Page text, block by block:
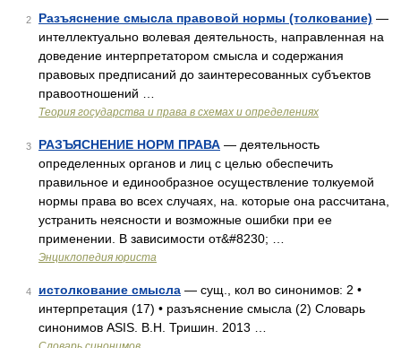
2 Разъяснение смысла правовой нормы (толкование) —
интеллектуально волевая деятельность, направленная на
доведение интерпретатором смысла и содержания
правовых предписаний до заинтересованных субъектов
правоотношений …
Теория государства и права в схемах и определениях
3 РАЗЪЯСНЕНИЕ НОРМ ПРАВА — деятельность
определенных органов и лиц с целью обеспечить
правильное и единообразное осуществление толкуемой
нормы права во всех случаях, на. которые она рассчитана,
устранить неясности и возможные ошибки при ее
применении. В зависимости от&#8230; …
Энциклопедия юриста
4 истолкование смысла — сущ., кол во синонимов: 2 •
интерпретация (17) • разъяснение смысла (2) Словарь
синонимов ASIS. В.Н. Тришин. 2013 …